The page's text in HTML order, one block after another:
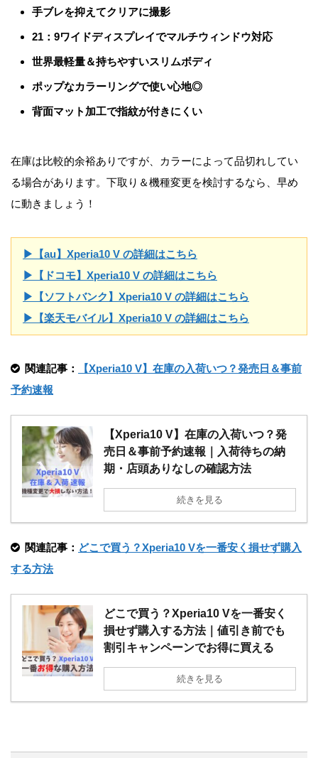
手ブレを抑えてクリアに撮影
21：9ワイドディスプレイでマルチウィンドウ対応
世界最軽量＆持ちやすいスリムボディ
ポップなカラーリングで使い心地◎
背面マット加工で指紋が付きにくい
在庫は比較的余裕ありですが、カラーによって品切れしてい
る場合があります。下取り＆機種変更を検討するなら、早め
に動きましょう！
▶【au】Xperia10 V の詳細はこちら
▶【ドコモ】Xperia10 V の詳細はこちら
▶【ソフトバンク】Xperia10 V の詳細はこちら
▶【楽天モバイル】Xperia10 V の詳細はこちら
関連記事：
【Xperia10 V】在庫の入荷いつ？発売日＆事前
予約速報
【Xperia10 V】在庫の入荷いつ？発
売日＆事前予約速報｜入荷待ちの納
期・店頭ありなしの確認方法
続きを見る
関連記事： どこで買う？Xperia10 Vを一番安く損せず購入
する方法
どこで買う？Xperia10 Vを一番安く
損せず購入する方法｜値引き前でも
割引キャンペーンでお得に買える
続きを見る